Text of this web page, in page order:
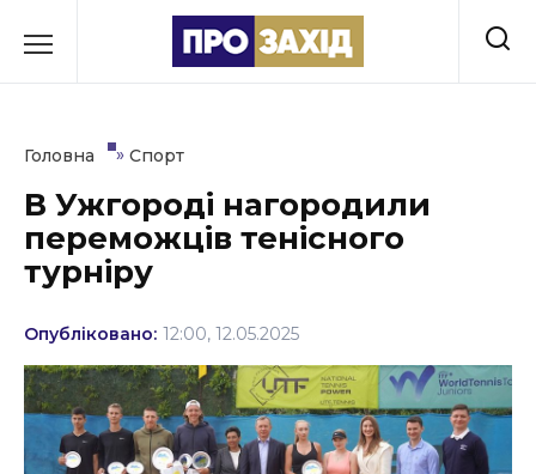
до
Культура
Освіта
Події
Політика
Соціум
Головна » Спорт
В Ужгороді нагородили
переможців тенісного
турніру
Опубліковано: 12:00, 12.05.2025